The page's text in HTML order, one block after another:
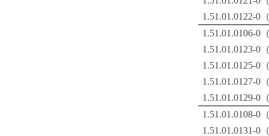
1.51.01.0122-0
1.51.01.0106-0
1.51.01.0123-0
1.51.01.0125-0
1.51.01.0127-0
1.51.01.0129-0
1.51.01.0108-0
1.51.01.0131-0